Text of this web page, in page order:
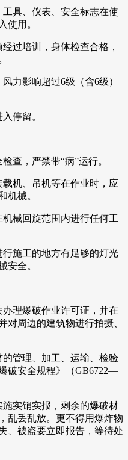
具、仪表、安全标志在使
使用。
过培训，身体检查合格，
力影响超过6级（含6级）
停留。
查，严禁带“病”运行。
机、吊机等在作业时，应
机械。
械回旋范围内进行任何工
施工的地方有足够的灯光
安全。
理爆破作业许可证，并在
对周边的建筑物进行拍摄、
管理、加工、运输、检验
破安全规程》（GB6722—
实销实报，剩余的爆破材
乱丢乱放。更不得用爆炸物
、被盗要立即报告，等待处